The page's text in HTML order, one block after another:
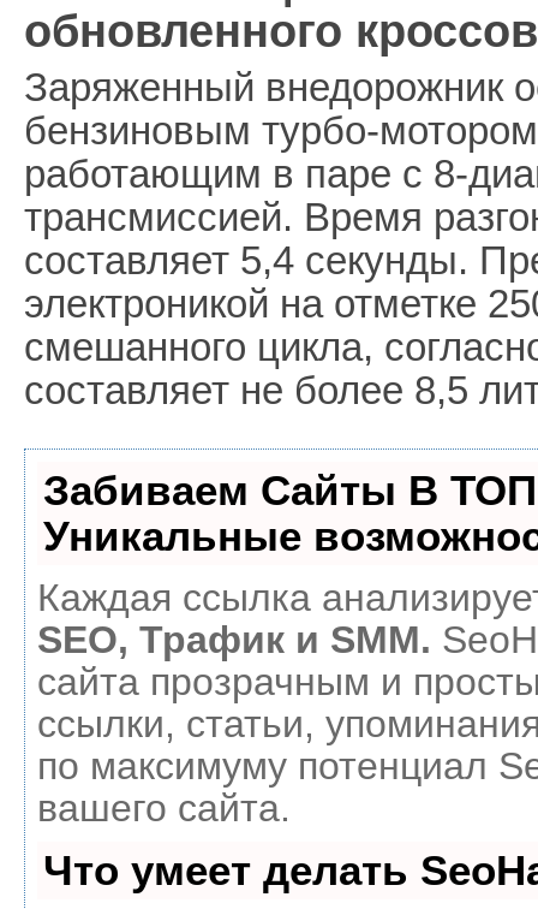
обновленного
Заряженный внедорожник
бензиновым турбо-
работающим в паре с 8-
трансмиссией. Время
составляет 5,4 секунды.
электроникой на отметке
смешанного цикла,
составляет не более 8,5
Забиваем Сайты В
Уникальные
Каждая ссылка
SEO, Трафик и SMM.
сайта прозрачным и
ссылки, статьи,
по максимуму потенциал
вашего сайта.
Что умеет делать